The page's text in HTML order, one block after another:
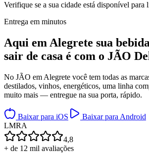
Verifique se a sua cidade está disponível para
Entrega em minutos
Aqui em Alegrete sua
sair de casa é com o JÃO
No JÃO em Alegrete você tem todas as
destilados, vinhos, energéticos, uma linha
muito mais — entregue na sua porta, rápido.
Baixar para iOS
Baixar para Android
LMRA
4,8
+ de 12 mil avaliações